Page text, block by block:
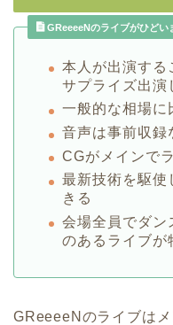
GReeeeNのライブがひどい
本人が出演する
サプライズ出演
一般的な相場に
音声は事前収録
CGがメインで
最新技術を駆使
きる
会場全員でダン
のあるライブが
GReeeeNのライブは